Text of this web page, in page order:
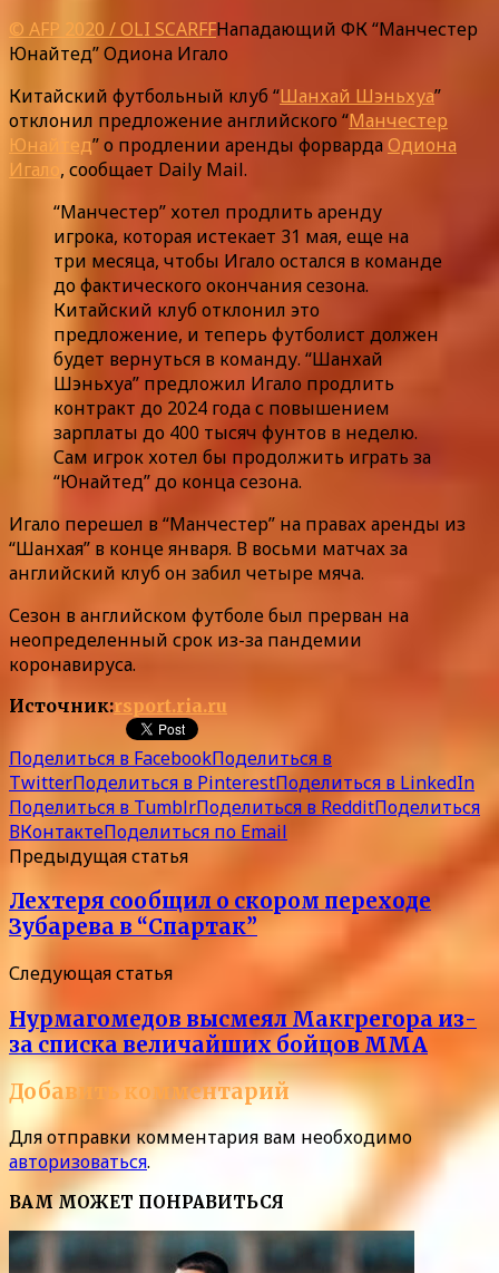
© AFP 2020 / OLI SCARFFНападающий ФК “Манчестер
Юнайтед” Одиона Игало
Китайский футбольный клуб “Шанхай Шэньхуа”
отклонил предложение английского “Манчестер
Юнайтед” о продлении аренды форвардаОдиона
Игало , сообщает Daily Mail.
“Манчестер” хотел продлить аренду
игрока, которая истекает 31 мая, еще на
три месяца, чтобы Игало остался в команде
до фактического окончания сезона.
Китайский клуб отклонил это
предложение, и теперь футболист должен
будет вернуться в команду. “Шанхай
Шэньхуа” предложил Игало продлить
контракт до 2024 года с повышением
зарплаты до 400 тысяч фунтов в неделю.
Сам игрок хотел бы продолжить играть за
“Юнайтед” до конца сезона.
Игало перешел в “Манчестер” на правах аренды из
“Шанхая” в конце января. В восьми матчах за
английский клуб он забил четыре мяча.
Сезон в английском футболе был прерван на
неопределенный срок из-за пандемии
коронавируса.
Источник:rsport.ria.ru
Поделиться в FacebookПоделиться в
TwitterПоделиться в PinterestПоделиться в LinkedIn
Поделиться в TumblrПоделиться в RedditПоделиться
ВКонтактеПоделиться по Email
Предыдущая статья
Лехтеря сообщил о скором переходе
Зубарева в “Спартак”
Следующая статья
Нурмагомедов высмеял Макгрегора из-
за списка величайших бойцов ММА
Добавить комментарий
Для отправки комментария вам необходимо
авторизоваться.
ВАМ МОЖЕТ ПОНРАВИТЬСЯ